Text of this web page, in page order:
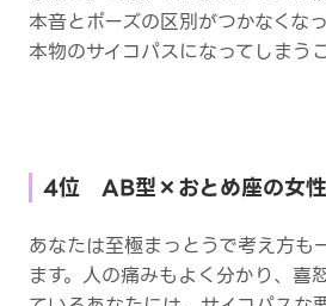
本音とポーズの区別がつかなくな
本物のサイコパスになってしまう
4位 AB型×おとめ座の女性
あなたは至極まっとうで考え方も
ます。人の痛みもよく分かり、喜